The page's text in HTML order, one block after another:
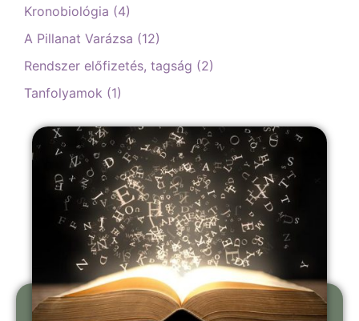
Kronobiológia (4)
A Pillanat Varázsa (12)
Rendszer előfizetés, tagság (2)
Tanfolyamok (1)